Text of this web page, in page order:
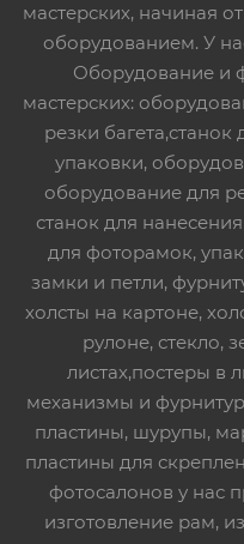
мастерских, начиная
оборудованием. У
Оборудование и
мастерских:
резки
упаковки,
оборудование для
станок для
для фоторамок,
замки и петли,
холсты на картоне,
рулоне, стекло,
листах,постеры в
механизмы и
пластины, шурупы,
пластины для
фотосалонов у нас
изготовление рам,